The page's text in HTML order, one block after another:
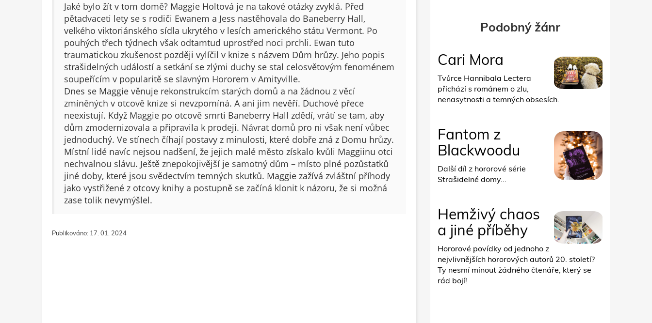
Jaké bylo žít v tom domě? Maggie Holtová je na takové otázky zvyklá. Před
pětadvaceti lety se s rodiči Ewanem a Jess nastěhovala do Baneberry Hall,
velkého viktoriánského sídla ukrytého v lesích amerického státu Vermont. Po
pouhých třech týdnech však odtamtud uprostřed noci prchli. Ewan tuto
traumatickou zkušenost později vylíčil v knize s názvem Dům hrůzy. Jeho popis
strašidelných událostí a setkání se zlými duchy se stal celosvětovým fenoménem
soupeřícím v popularitě se slavným Hororem v Amityville.
Dnes se Maggie věnuje rekonstrukcím starých domů a na žádnou z věcí
zmíněných v otcově knize si nevzpomíná. A ani jim nevěří. Duchové přece
neexistují. Když Maggie po otcově smrti Baneberry Hall zdědí, vrátí se tam, aby
dům zmodernizovala a připravila k prodeji. Návrat domů pro ni však není vůbec
jednoduchý. Ve stínech číhají postavy z minulosti, které dobře zná z Domu hrůzy.
Místní lidé navíc nejsou nadšení, že jejich malé město získalo kvůli Maggiinu otci
nechvalnou slávu. Ještě znepokojivější je samotný dům – místo plné pozůstatků
jiné doby, které jsou svědectvím temných skutků. Maggie zažívá zvláštní příhody
jako vystřižené z otcovy knihy a postupně se začíná klonit k názoru, že si možná
zase tolik nevymýšlel.
Publikováno: 17. 01. 2024
Podobný žánr
Cari Mora
Tvůrce Hannibala Lectera
přichází s románem o zlu,
nenasytnosti a temných obsesích.
Fantom z
Blackwoodu
Další díl z hororové série
Strašidelné domy...
Hemživý chaos
a jiné příběhy
Hororové povídky od jednoho z
nejvlivnějších hororových autorů 20. století?
Ty nesmí minout žádného čtenáře, který se
rád bojí!